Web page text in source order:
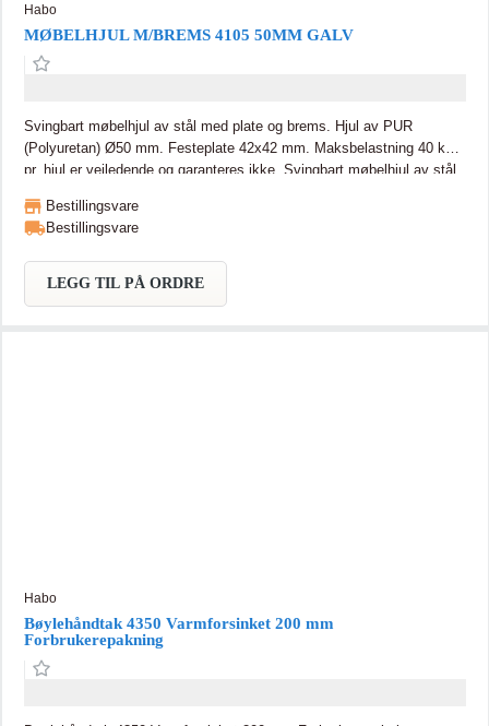
Habo
MØBELHJUL M/BREMS 4105 50MM GALV
Svingbart møbelhjul av stål med plate og brems. Hjul av PUR
(Polyuretan) Ø50 mm. Festeplate 42x42 mm. Maksbelastning 40 kg
pr. hjul er veiledende og garanteres ikke. Svingbart møbelhjul av stål
42x42 mm. Maksbelastning 40 kg pr. hjul er veiledende og garanteres
ikke.
Bestillingsvare
Bestillingsvare
LEGG TIL PÅ ORDRE
Habo
Bøylehåndtak 4350 Varmforsinket 200 mm
Forbrukerepakning